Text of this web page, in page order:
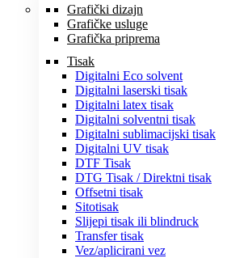
Grafički dizajn
Grafičke usluge
Grafička priprema
Tisak
Digitalni Eco solvent
Digitalni laserski tisak
Digitalni latex tisak
Digitalni solventni tisak
Digitalni sublimacijski tisak
Digitalni UV tisak
DTF Tisak
DTG Tisak / Direktni tisak
Offsetni tisak
Sitotisak
Slijepi tisak ili blindruck
Transfer tisak
Vez/aplicirani vez